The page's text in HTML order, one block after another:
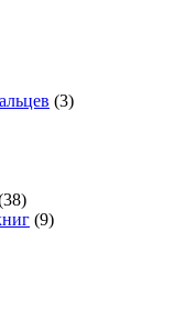
(3)
(9)